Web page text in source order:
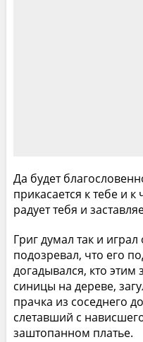
Да будет
прикасается к тебе и
радует тебя и
Григ думал так и
подозревал, что его
догадывался, кто этим
синицы на дереве,
прачка из соседнего
слетавший с
заштопанном платье.